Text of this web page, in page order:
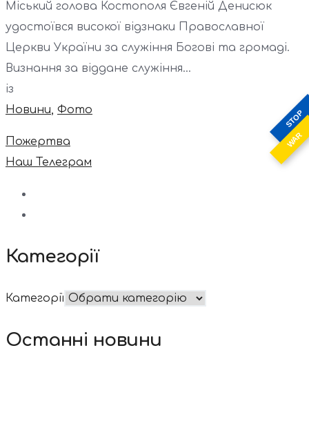
STOP
WAR
Міський голова Костополя Євгеній Денисюк
удостоївся високої відзнаки Православної
Церкви України за служіння Богові та громаді.
Визнання за віддане служіння...
із
Новини, Фото
Пожертва
Наш Телеграм
Категорії
Категорії
Останні новини